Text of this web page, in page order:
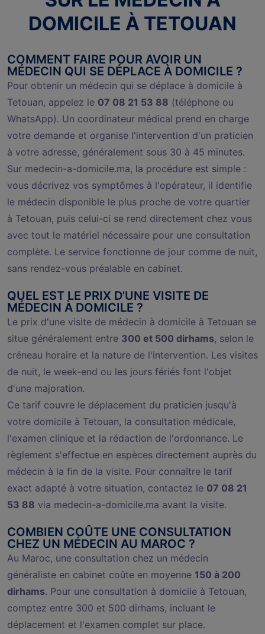
DOMICILE À TETOUAN
COMMENT FAIRE POUR AVOIR UN
MÉDECIN QUI SE DÉPLACE À DOMICILE ?
Pour obtenir un médecin qui se déplace à domicile à
Tetouan, appelez le 07 08 21 53 88 (téléphone ou
WhatsApp). Un coordinateur médical prend en charge
votre demande et organise l'intervention d'un praticien
à votre adresse, généralement sous 30 à 45 minutes.
Sur medecin-a-domicile.ma, la procédure est simple :
vous décrivez vos symptômes à l'opérateur, il identifie
le médecin disponible le plus proche de votre quartier
à Tetouan, puis celui-ci se rend directement chez vous
avec tout le matériel nécessaire pour une consultation
complète. Le service fonctionne de jour comme de nuit,
sans rendez-vous préalable en cabinet.
QUEL EST LE PRIX D'UNE VISITE DE
MÉDECIN À DOMICILE ?
Le prix d'une visite de médecin à domicile à Tetouan se
situe généralement entre 300 et 500 dirhams, selon le
créneau horaire et la nature de l'intervention. Les visites
de nuit, le week-end ou les jours fériés font l'objet
d'une majoration.
Ce tarif couvre le déplacement du praticien jusqu'à
votre domicile à Tetouan, la consultation médicale,
l'examen clinique et la rédaction de l'ordonnance. Le
règlement s'effectue en espèces directement auprès du
médecin à la fin de la visite. Pour connaître le tarif
exact adapté à votre situation, contactez le 07 08 21
53 88 via medecin-a-domicile.ma avant la visite.
COMBIEN COÛTE UNE CONSULTATION
CHEZ UN MÉDECIN AU MAROC ?
Au Maroc, une consultation chez un médecin
généraliste en cabinet coûte en moyenne 150 à 200
dirhams. Pour une consultation à domicile à Tetouan,
comptez entre 300 et 500 dirhams, incluant le
déplacement et l'examen complet sur place.